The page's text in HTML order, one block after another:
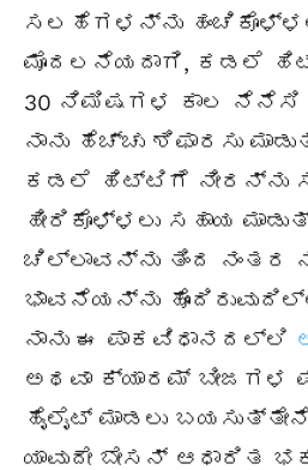
ಸಲಹೆಗಳನ್ನು
ಮೊದಲನೆಯದಾಗಿ, ಕಡಲೆ
30 ನಿಮಿಷಗಳ ಕಾಲ ನೆನೆಸಿ
ನಾನು ಹೆಚ್ಚು ಶಿಫಾರಸು
ಕಡಲೆ ಹಿಟ್ಟಿಗೆ ನೀರನ್ನು
ಹೀರಿಕೊಳ್ಳಲು ಸಹಾಯ
ಚಿಲ್ಲಾವನ್ನು ತಿಂದ ನಂತರ
ಭಾವನೆಯನ್ನು
ನಾನು ಈ ಪಾಕವಿಧಾನದಲ್ಲಿ
ಅಥವಾ ಕ್ಯಾರಮ್ ಬೀಜಗಳ
ಹೈಲೈಟ್ ಮಾಡಲು
ಯಾವುದೇ ಬೇಸನ್ ಆಧಾರಿತ